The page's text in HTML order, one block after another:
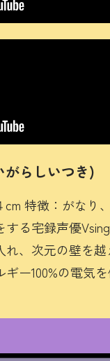
らしいつき)
特徴：がなり
る宅録声優
、次元の壁を越
ー100%の電気を